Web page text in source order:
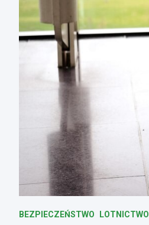
BEZPIECZEŃSTWO LOTNICTWO